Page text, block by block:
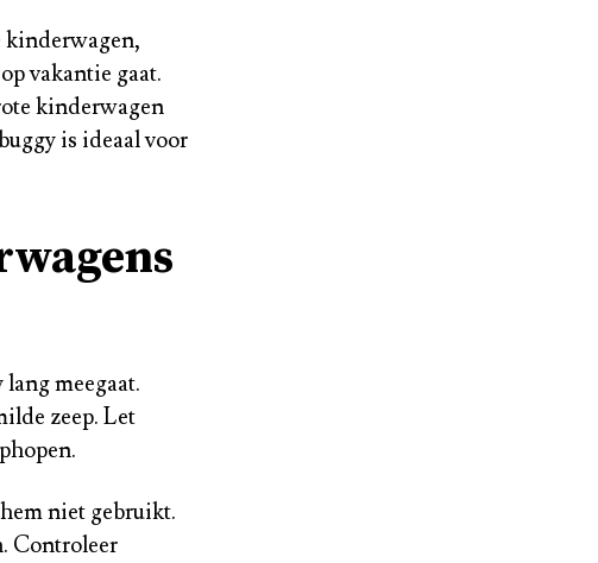
kinderwagen,
vakantie gaat.
kinderwagen
is ideaal voor
meegaat.
zeep. Let
niet gebruikt.
Controleer